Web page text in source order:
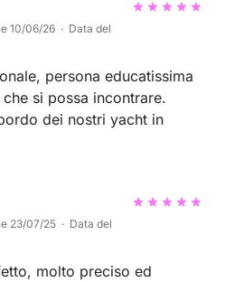
10/06/26 · Data del
persona educatissima
si possa incontrare.
dei nostri yacht in
23/07/25 · Data del
molto preciso ed